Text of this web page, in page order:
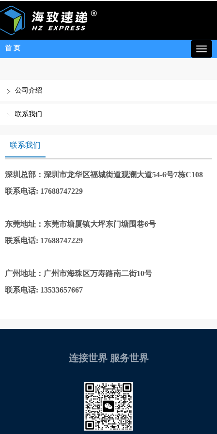
首 页
公司介绍
联系我们
联系我们
深圳总部：深圳市龙华区福城街道观澜大道54-6号7栋C108
联系电话: 17688747229
东莞地址：东莞市塘厦镇大坪东门塘围巷6号
联系电话: 17688747229
广州地址：广州市海珠区万寿路南二街10号
联系电话: 13533657667
连接世界 服务世界